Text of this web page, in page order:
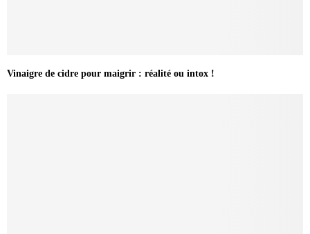
Vinaigre de cidre pour maigrir : réalité ou intox !